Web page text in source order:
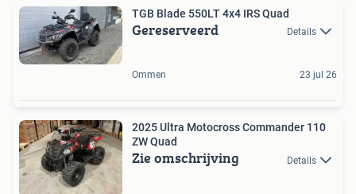
TGB Blade 550LT 4x4 IRS Quad
Gereserveerd Details
Ommen 23 jul 26
2025 Ultra Motocross Commander 110
ZW Quad
Zie omschrijving Details